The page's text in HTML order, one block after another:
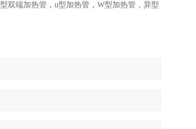
双端加热管，u型加热管，W型加热管，异型